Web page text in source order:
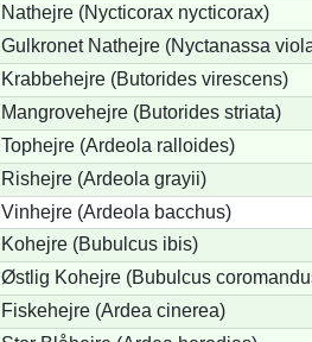
Nathejre (Nycticorax nycticorax)
Gulkronet Nathejre (Nyctanassa
Krabbehejre (Butorides virescens)
Mangrovehejre (Butorides striata)
Tophejre (Ardeola ralloides)
Rishejre (Ardeola grayii)
Vinhejre (Ardeola bacchus)
Kohejre (Bubulcus ibis)
Østlig Kohejre (Bubulcus
Fiskehejre (Ardea cinerea)